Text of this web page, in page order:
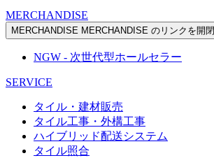
MERCHANDISE
MERCHANDISE MERCHANDISE のリンクを開閉
NGW - 次世代型ホールセラー
SERVICE
タイル・建材販売
タイル工事・外構工事
ハイブリッド配送システム
タイル照合